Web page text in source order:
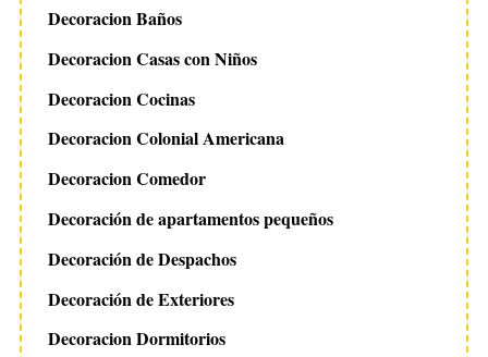
Decoracion Baños
Decoracion Casas con Niños
Decoracion Cocinas
Decoracion Colonial Americana
Decoracion Comedor
Decoración de apartamentos pequeños
Decoración de Despachos
Decoración de Exteriores
Decoracion Dormitorios